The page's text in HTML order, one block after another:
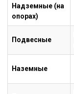
Надземные (на
опорах)
Подвесные
Наземные